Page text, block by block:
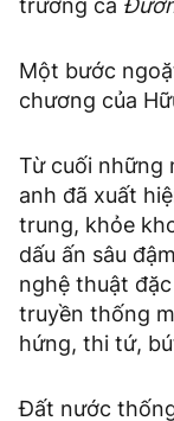
trường ca
Một bước
chương của
Từ cuối những
anh đã xuất
trung, khỏe
dấu ấn sâu
nghệ thuật
truyền thống
hứng, thi tứ,
Đất nước